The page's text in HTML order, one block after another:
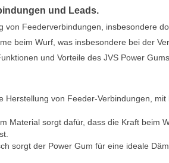
und Leads.
von Feederverbindungen, insbesondere
beim Wurf, was insbesondere bei der
und Vorteile des JVS Power
von Feeder-Verbindungen,
Material sorgt dafür, dass die Kraft beim
sorgt der Power Gum für eine ideale